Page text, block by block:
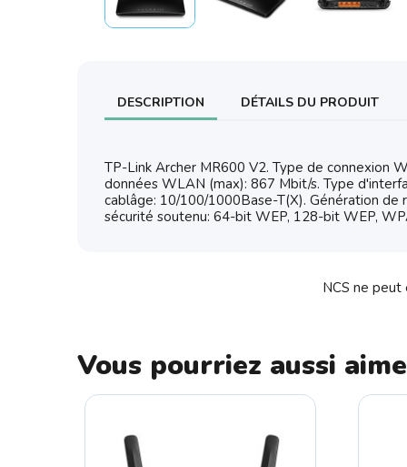
DESCRIPTION DÉTAILS DU PRODUIT
TP-Link Archer MR600 V2. Type de connexion
données WLAN (max): 867 Mbit/s. Type
cablâge: 10/100/1000Base-T(X). Génération de
sécurité soutenu: 64-bit WEP, 128-bit WEP,
NCS ne
Vous pourriez aussi